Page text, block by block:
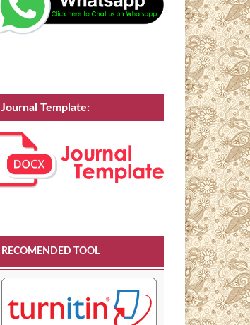
Journal Template:
RECOMENDED TOOL